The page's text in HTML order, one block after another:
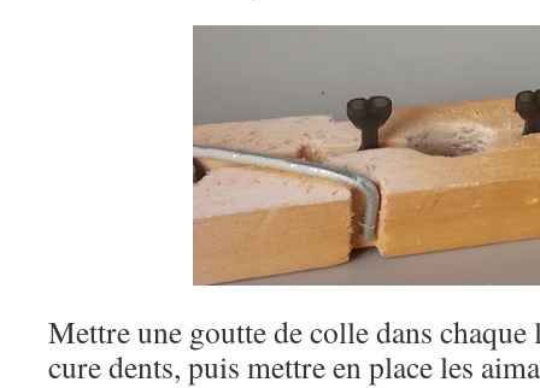
Mettre une goutte de colle dans chaque
cure dents, puis mettre en place les